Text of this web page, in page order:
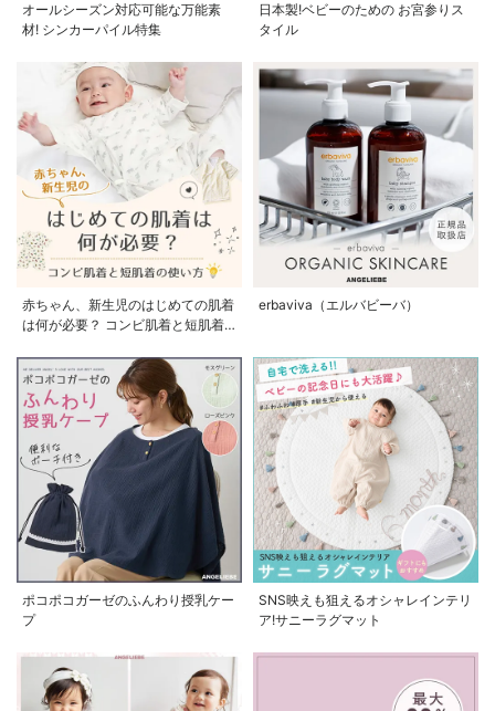
オールシーズン対応可能な万能素
材! シンカーパイル特集
日本製!ベビーのための お宮参りス
タイル
赤ちゃん、新生児のはじめての肌着
は何が必要？ コンビ肌着と短肌着
erbaviva（エルバビーバ）
ポコポコガーゼのふんわり授乳ケー
プ
SNS映えも狙えるオシャレインテリ
ア!サニーラグマット